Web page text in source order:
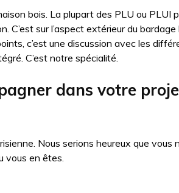
bois. La plupart des PLU ou PLUI
sur l’aspect extérieur du
c’est une discussion avec les
C’est notre spécialité.
dans votre
Nous serions heureux que vous
vous en êtes.